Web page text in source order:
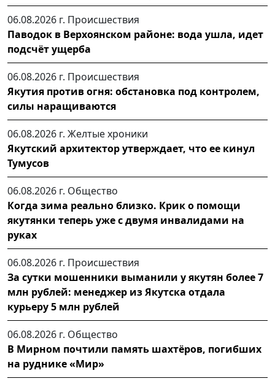
06.08.2026 г. Происшествия
Паводок в Верхоянском районе: вода ушла, идет
подсчёт ущерба
06.08.2026 г. Происшествия
Якутия против огня: обстановка под контролем,
силы наращиваются
06.08.2026 г. Желтые хроники
Якутский архитектор утверждает, что ее кинул
Тумусов
06.08.2026 г. Общество
Когда зима реально близко. Крик о помощи
якутянки теперь уже с двумя инвалидами на
руках
06.08.2026 г. Происшествия
За сутки мошенники выманили у якутян более 7
млн рублей: менеджер из Якутска отдала
курьеру 5 млн рублей
06.08.2026 г. Общество
В Мирном почтили память шахтёров, погибших
на руднике «Мир»